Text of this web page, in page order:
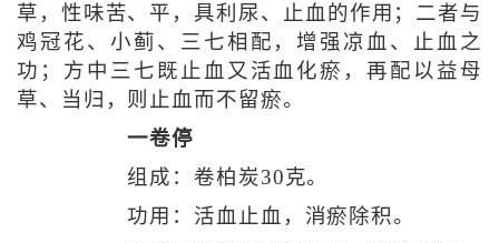
草，性味苦、平，具利尿、止血的作用；二者与
鸡冠花、小蓟、三七相配，增强凉血、止血之
功；方中三七既止血又活血化瘀，再配以益母
草、当归，则止血而不留瘀。
一卷停
组成：卷柏炭30克。
功用：活血止血，消瘀除积。